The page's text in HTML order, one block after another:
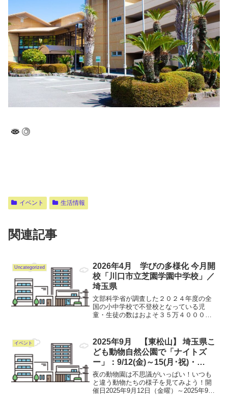
イベント 生活情報
関連記事
Uncategorized
2026年4月 学びの多様化 今月開
校「川口市立芝園学園中学校」／
埼玉県
文部科学省が調査した２０２４年度の全
国の小中学校で不登校となっている児
童・生徒の数はおよそ３５万４０００人
陣に公開されました。 川口市立芝園学
園中学校は、不登校を経験す...
イベント
2025年9月 【東松山】 埼玉県こ
ども動物自然公園で「ナイトズ
ー」：9/12(金)～15(月･祝)・
19(金)～21(日)・23(火･祝)
夜の動物園は不思議がいっぱい！いつも
と違う動物たちの様子を見てみよう！開
催日2025年9月12日（金曜）～2025年9月